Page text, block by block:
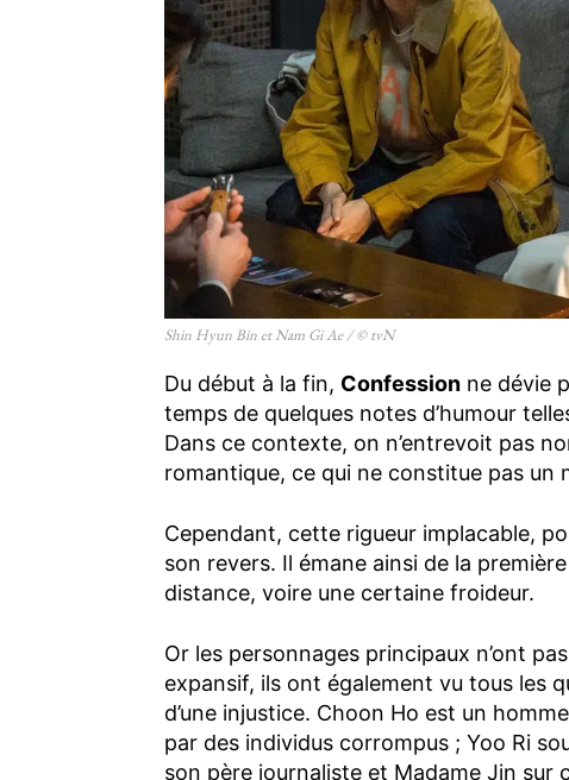
Shin Hyun Bin et Nam Gi Ae / © tvN
Du début à la fin, Confession ne dévie
temps de quelques notes d’humour
Dans ce contexte, on n’entrevoit pas
romantique, ce qui ne constitue pas un
Cependant, cette rigueur implacable,
son revers. Il émane ainsi de la
distance, voire une certaine froideur.
Or les personnages principaux n’ont
expansif, ils ont également vu tous les
d’une injustice. Choon Ho est un
par des individus corrompus ; Yoo Ri
son père journaliste et Madame Jin sur